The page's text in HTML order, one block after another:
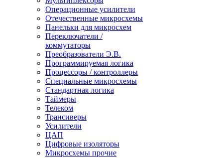
Операционные усилители
Отечественные микросхемы
Панельки для микросхем
Переключатели /
коммутаторы
Преобразователи Э.В.
Программируемая логика
Процессоры / контроллеры
Специальные микросхемы
Стандартная логика
Таймеры
Телеком
Трансиверы
Усилители
ЦАП
Цифровые изоляторы
Микросхемы прочие